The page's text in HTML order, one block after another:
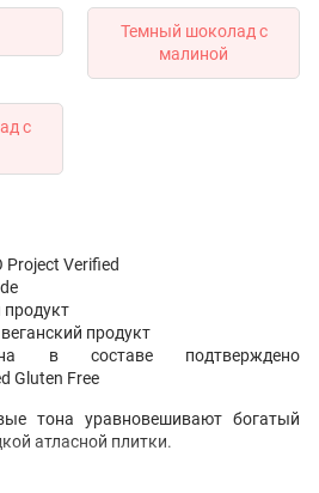
Темный шоколад с
малиной
с
Project Verified
продукт
в составе подтверждено
Gluten Free
тона уравновешивают богатый
атласной плитки.